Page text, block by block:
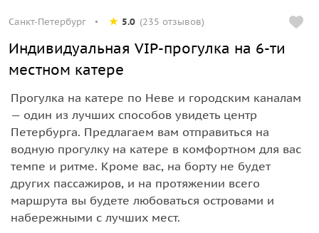
Санкт-Петербург 5.0 (235 отзывов)
Индивидуальная VIP-прогулка на 6-ти
местном катере
Прогулка на катере по Неве и городским каналам
— один из лучших способов увидеть центр
Петербурга. Предлагаем вам отправиться на
водную прогулку на катере в комфортном для вас
темпе и ритме. Кроме вас, на борту не будет
других пассажиров, и на протяжении всего
маршрута вы будете любоваться островами и
набережными с лучших мест.